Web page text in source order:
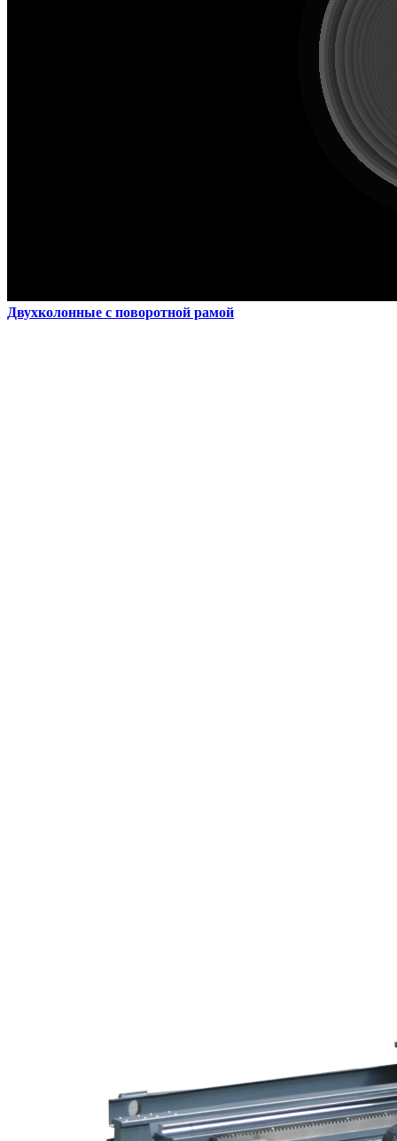
Двухколонные с поворотной рамой